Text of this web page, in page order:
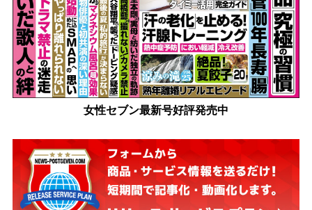
女性セブン最新号好評発売中